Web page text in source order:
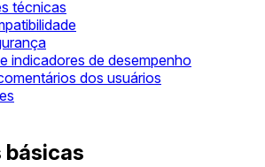
técnicas
indicadores de desempenho
dos usuários
básicas